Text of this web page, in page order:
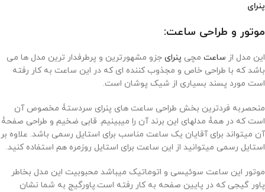
پنرای
موتور و طراحی ساعت:
این مدل از ساعت مچی پنرای جزو مشهورترین و پرطرفدار ترین مدل ها می
باشد که با طراحی خاص و مجذوب کننده ای که در این ساعت به کار رفته
است مورد پسند بسیاری از شیک پوشان است.
منحصربه فردترین بخش طراحی ساعت های پنرای سردستۀ مخصوص آن
است که در همۀ مدلهای این برند آن را میبینیم. قابی ضخیم و طراحی صفحۀ
آن میتواند برای آقایان یک ساعت مناسب برای استایل رسمی باشد. علاوه بر
استایل رسمی میتوانید از این ساعت برای استایل روزمره هم استفاده کنید.
موتور این ساعت سوئیسی و اتوماتیک میباشد محبوبیت این مدل بخاطر
پاور گیجی که در پایین صفحه به کار رفته است.پاورگیج به شما نشان